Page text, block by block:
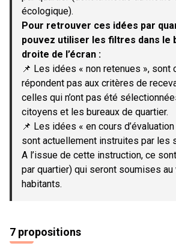
écologique).
Pour retrouver ces idées par
pouvez utiliser les filtres dans le
droite de l’écran :
📌 Les idées « non retenues », sont
répondent pas aux critères de
celles qui n’ont pas été
citoyens et les bureaux de quartier.
📌 Les idées « en cours
sont actuellement instruites par les
A l’issue de cette instruction, ce
par quartier) qui seront soumises
habitants.
7 propositions